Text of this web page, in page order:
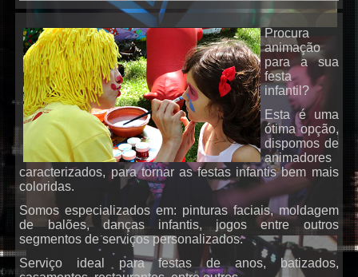
DJs
Karaoke
Procura
animação
para a sua
festa
infantil?
Esta é uma
ótima opção,
dispomos de
animadores
caracterizados, para tornar as festas infantis bem mais
coloridas.
Somos especializados em: pinturas faciais, moldagem
de balões, danças infantis, jogos entre outros
segmentos de serviços personalizados.
Serviço ideal para festas de anos, batizados,